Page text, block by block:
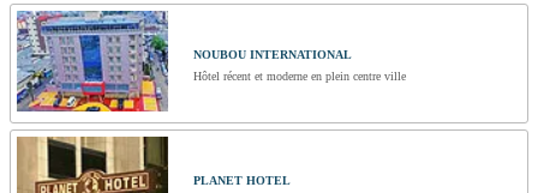
NOUBOU INTERNATIONAL
Hôtel récent et moderne en plein centre ville
PLANET HOTEL